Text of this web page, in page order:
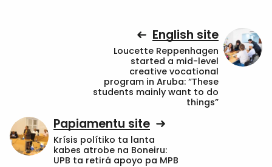
English site
Loucette Reppenhagen
started a mid-level
creative vocational
program in Aruba: “These
students mainly want to do
things”
Papiamentu site
Krísis polítiko ta lanta
kabes atrobe na Boneiru:
UPB ta retirá apoyo pa MPB